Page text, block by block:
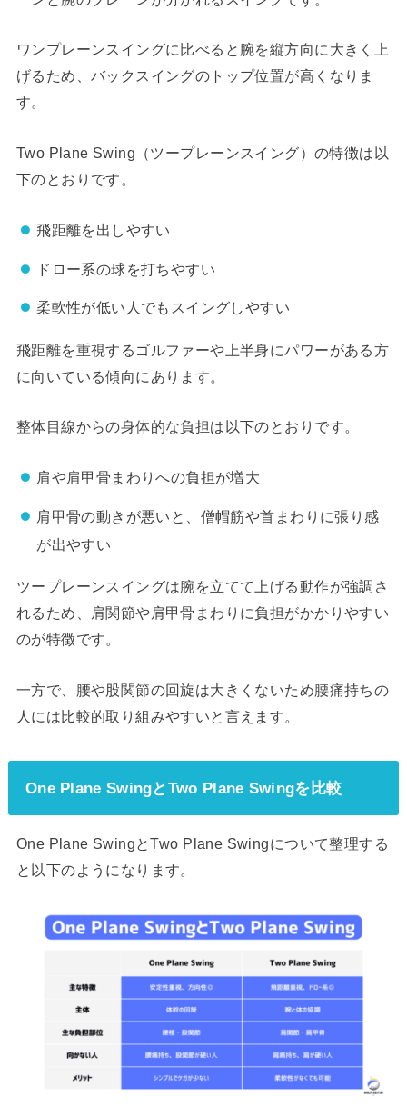
ワンプレーンスイングに比べると腕を縦方向に大きく上
げるため、バックスイングのトップ位置が高くなりま
す。
Two Plane Swing（ツープレーンスイング）の特徴は以
下のとおりです。
飛距離を出しやすい
ドロー系の球を打ちやすい
柔軟性が低い人でもスイングしやすい
飛距離を重視するゴルファーや上半身にパワーがある方
に向いている傾向にあります。
整体目線からの身体的な負担は以下のとおりです。
肩や肩甲骨まわりへの負担が増大
肩甲骨の動きが悪いと、僧帽筋や首まわりに張り感
が出やすい
ツープレーンスイングは腕を立てて上げる動作が強調さ
れるため、肩関節や肩甲骨まわりに負担がかかりやすい
のが特徴です。
一方で、腰や股関節の回旋は大きくないため腰痛持ちの
人には比較的取り組みやすいと言えます。
One Plane SwingとTwo Plane Swingを比較
One Plane SwingとTwo Plane Swingについて整理する
と以下のようになります。